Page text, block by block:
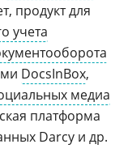
продукт для
учета
DocsInBox,
медиа
платформа
Darcy и др.